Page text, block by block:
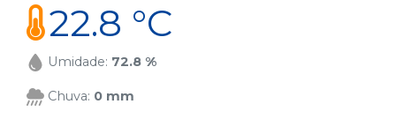
22.8 °C
Umidade: 72.8 %
Chuva: 0 mm